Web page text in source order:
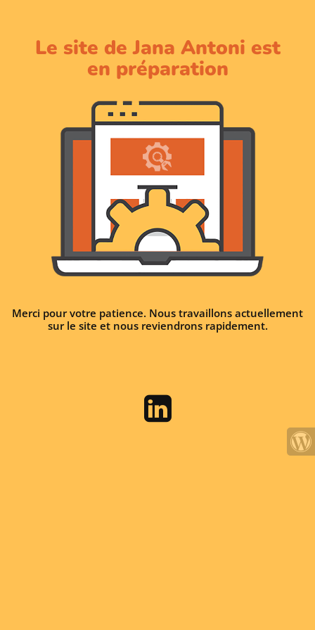
Le site de Jana Antoni est
en préparation
Merci pour votre patience. Nous travaillons actuellement
sur le site et nous reviendrons rapidement.